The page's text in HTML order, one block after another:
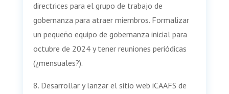
directrices para el grupo de trabajo de
gobernanza para atraer miembros. Formalizar
un pequeño equipo de gobernanza inicial para
octubre de 2024 y tener reuniones periódicas
(¿mensuales?).
8. Desarrollar y lanzar el sitio web iCAAFS de